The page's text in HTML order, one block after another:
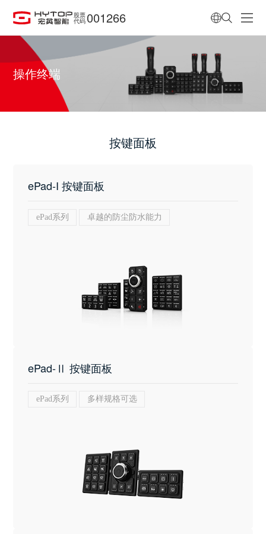
股票
代码 001266
操作终端
按键面板
ePad-I 按键面板
ePad系列 卓越的防尘防水能力
ePad-Ⅱ 按键面板
ePad系列 多样规格可选